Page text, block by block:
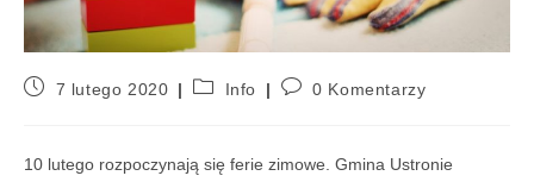
7 lutego 2020 Info 0 Komentarzy
10 lutego rozpoczynają się ferie zimowe. Gmina Ustronie